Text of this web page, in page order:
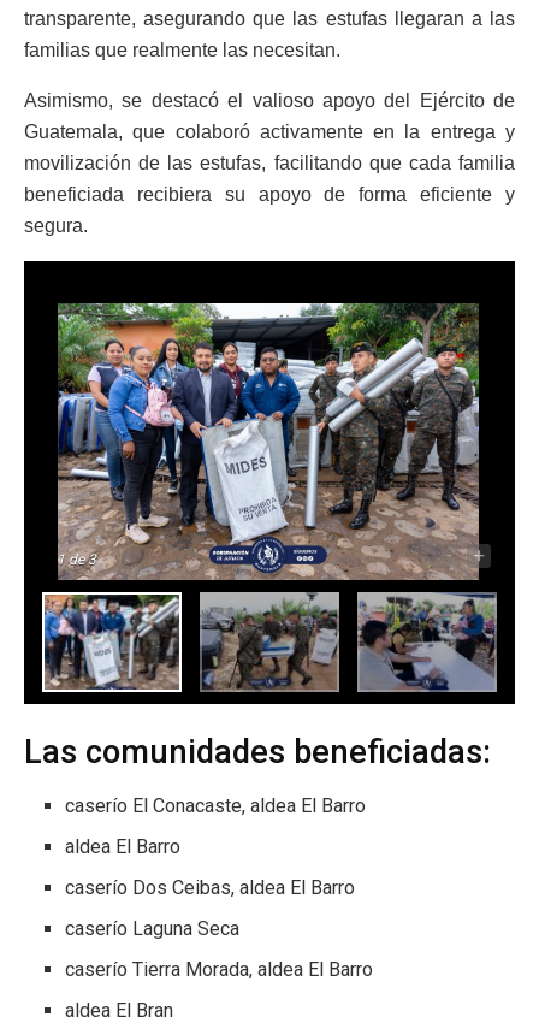
transparente, asegurando que las estufas llegaran a las
familias que realmente las necesitan.
Asimismo, se destacó el valioso apoyo del Ejército de
Guatemala, que colaboró activamente en la entrega y
movilización de las estufas, facilitando que cada familia
beneficiada recibiera su apoyo de forma eficiente y
segura.
1de 3 - +
Las comunidades beneficiadas:
caserío El Conacaste, aldea El Barro
aldea El Barro
caserío Dos Ceibas, aldea El Barro
caserío Laguna Seca
caserío Tierra Morada, aldea El Barro
aldea El Bran